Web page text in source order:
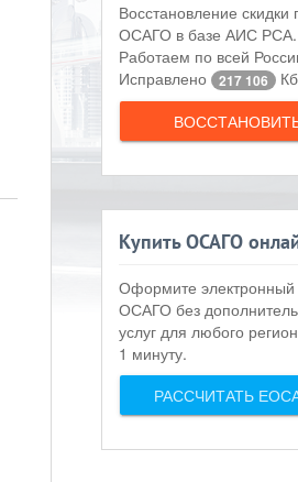
Восстановление скидки
ОСАГО в базе АИС РСА.
Работаем по всей
Исправлено
217 106
Купить ОСАГО
Оформите электронный
ОСАГО без
услуг для любого
1 минуту.
РАССЧИТАТЬ